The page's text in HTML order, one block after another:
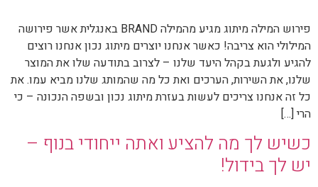
פירוש המילה מיתוג מגיע מהמילה BRAND באנגלית אשר פירושה
המילולי הוא צריבה! כאשר אנחנו יוצרים מיתוג נכון אנחנו רוצים
להגיע ולגעת בקהל היעד שלנו – לצרוב בתודעה שלו את המוצר
שלנו, את השירות, הערכים ואת כל מה שהמותג שלנו מביא עמו. את
כל זה אנחנו צריכים לעשות בעזרת מיתוג נכון ובשפה הנכונה – כי
הרי […]
כשיש לך מה להציע ואתה ייחודי בנוף –
יש לך בידול!